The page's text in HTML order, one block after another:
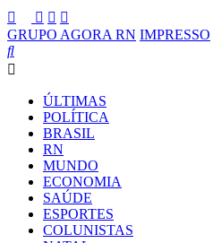
GRUPO AGORA RN IMPRESSO
ÚLTIMAS
POLÍTICA
BRASIL
RN
MUNDO
ECONOMIA
SAÚDE
ESPORTES
COLUNISTAS